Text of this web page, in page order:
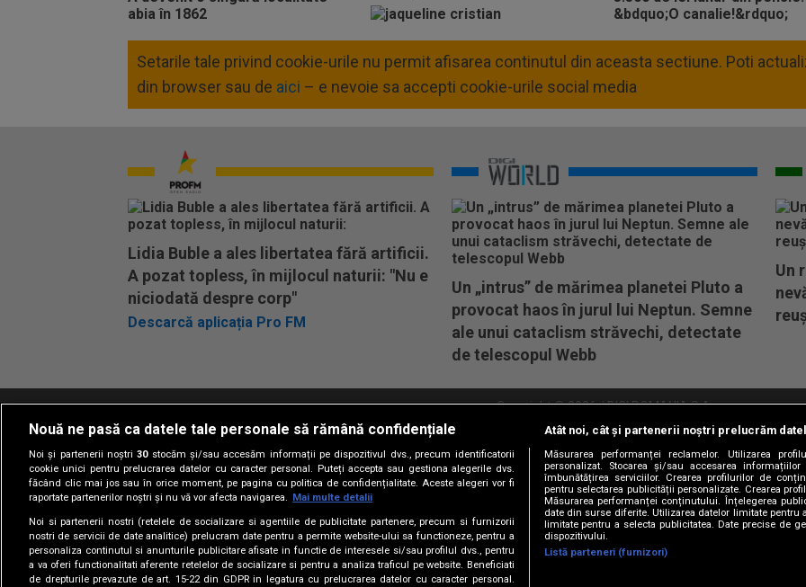
Setarile tale privind cookie-urile nu permit afisarea continutul din aceasta sectiune. Poti
din browser sau de aici – e nevoie sa accepti cookie-urile social media
Lidia Buble a ales libertatea fără artificii.
A pozat topless, în mijlocul naturii: "Nu e
niciodată despre corp"
Descarcă aplicația Pro FM
Un „intrus” de mărimea planetei Pluto a
provocat haos în jurul lui Neptun. Semne
ale unui cataclism străvechi, detectate
de telescopul Webb
Un
Copyright © 2026 / DIGI ROMANIA S.A.
Termeni si conditii Politica de confidentialitate Abonare Digi TV Frecvente Digi Sport Retransmisie Digi Sport
Versiune mobil
Nouă ne pasă ca datele tale personale să rămână confidențiale
Noi și partenerii noștri30stocăm și/sau accesăm informații pe dispozitivul dvs., precum identificatorii
cookie unici pentru prelucrarea datelor cu caracter personal. Puteți accepta sau gestiona alegerile dvs.
făcând clic mai jos sau în orice moment, pe pagina cu politica de confidențialitate. Aceste alegeri vor fi
raportate partenerilor noștri și nu vă vor afecta navigarea. Mai multe detalii
Noi si partenerii nostri (retelele de socializare si agentiile de publicitate partenere, precum si furnizorii
nostri de servicii de date analitice) prelucram date pentru a permite website-ului sa functioneze, pentru a
personaliza continutul si anunturile publicitare afisate in functie de interesele si/sau profilul dvs., pentru
a va oferi functionalitati aferente retelelor de socializare si pentru a analiza traficul pe website. Beneficiati
de drepturile prevazute de art. 15-22 din GDPR in legatura cu prelucrarea datelor cu caracter personal.
Atât noi, cât și partenerii noștri prelucrăm
Măsurarea performanței reclamelor. Utilizarea
personalizat. Stocarea și/sau accesarea
îmbunătățirea serviciilor. Crearea profilurilor de
pentru selectarea publicității personalizate. Crearea
Măsurarea performanței conținutului. Înțelegerea
date din surse diferite. Utilizarea datelor limitate pentru
limitate pentru a selecta publicitatea. Date precise de
dispozitivului.
Listă parteneri (furnizori)